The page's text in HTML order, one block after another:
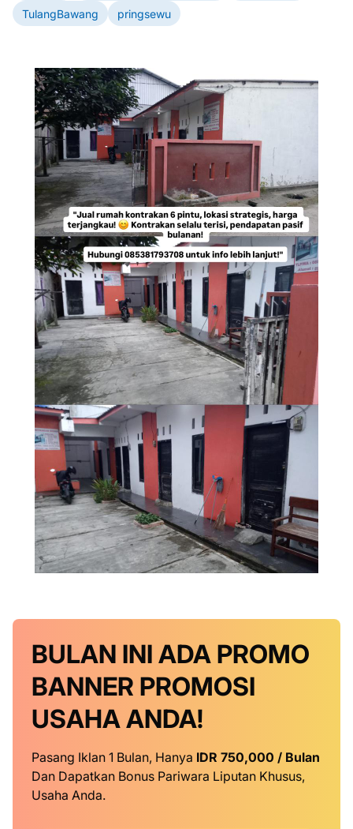
TulangBawang
pringsewu
BULAN INI ADA PROMO
BANNER PROMOSI
USAHA ANDA!
Pasang Iklan 1 Bulan, Hanya IDR 750,000 / Bulan
Dan Dapatkan Bonus Pariwara Liputan Khusus,
Usaha Anda.